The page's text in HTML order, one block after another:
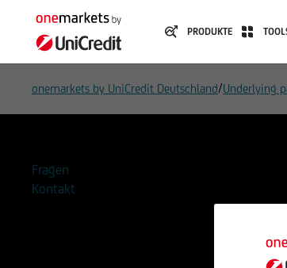
PRODUKTE
onemarkets by UniCredit Deutschland/Underlying
Fragen
Kontakt